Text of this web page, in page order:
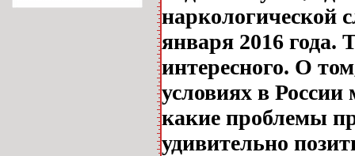
наркологической
января 2016 года.
интересного. О
условиях в России
какие проблемы
удивительно